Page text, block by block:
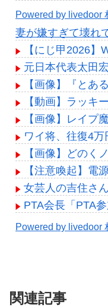
Powered by livedoor
妻が嫌すぎて壊れ
【にじ甲2026
元日本代表太田
【画像】『とあ
【動画】ラッキ
【画像】レイプ
ワイ将、往復4万
【画像】どのく
【注意喚起】電
女芸人の吉住さ
PTA会長「PTA
Powered by livedoor
関連記事